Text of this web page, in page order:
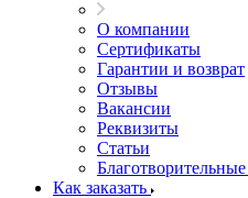
О компании
Сертификаты
Гарантии и возврат
Отзывы
Вакансии
Реквизиты
Статьи
Как заказать